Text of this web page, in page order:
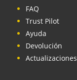
FAQ
Trust Pilot
Ayuda
Devolución
Actualizaciones